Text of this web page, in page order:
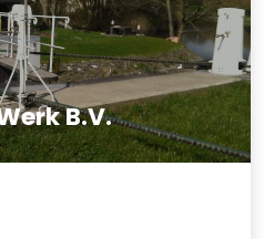
B.V.